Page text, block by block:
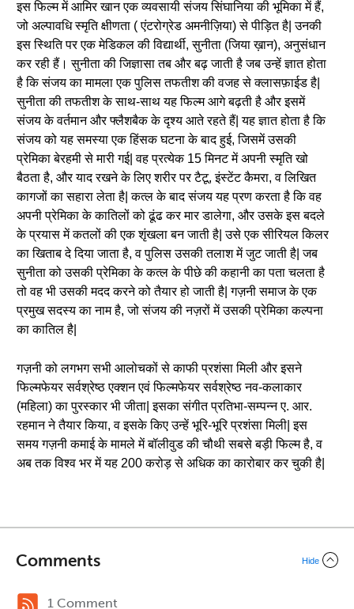
इस फिल्म में आमिर खान एक व्यवसायी संजय सिंघानिया की भूमिका में हैं,
जो अल्पावधि स्मृति क्षीणता ( एंटरोग्रेड अमनीज़िया) से पीड़ित है| उनकी
इस स्थिति पर एक मेडिकल की विद्यार्थी, सुनीता (जिया ख़ान), अनुसंधान
कर रही हैं। सुनीता की जिज्ञासा तब और बढ़ जाती है जब उन्हें ज्ञात होता
है कि संजय का मामला एक पुलिस तफतीश की वजह से क्लासफ़ाईड है|
सुनीता की तफतीश के साथ-साथ यह फिल्म आगे बढ़ती है और इसमें
संजय के वर्तमान और फ्लैशबैक के दृश्य आते रहते हैं| यह ज्ञात होता है कि
संजय को यह समस्या एक हिंसक घटना के बाद हुई, जिसमें उसकी
प्रेमिका बेरहमी से मारी गई| वह प्रत्येक 15 मिनट में अपनी स्मृति खो
बैठता है, और याद रखने के लिए शरीर पर टैटू, इंस्टेंट कैमरा, व लिखित
कागजों का सहारा लेता है| कत्ल के बाद संजय यह प्रण करता है कि वह
अपनी प्रेमिका के कातिलों को ढूंढ कर मार डालेगा, और उसके इस बदले
के प्रयास में कतलों की एक शृंखला बन जाती है| उसे एक सीरियल किलर
का खिताब दे दिया जाता है, व पुलिस उसकी तलाश में जुट जाती है| जब
सुनीता को उसकी प्रेमिका के कत्ल के पीछे की कहानी का पता चलता है
तो वह भी उसकी मदद करने को तैयार हो जाती है| गज़नी समाज के एक
प्रमुख सदस्य का नाम है, जो संजय की नज़रों में उसकी प्रेमिका कल्पना
का कातिल है|
गज़नी को लगभग सभी आलोचकों से काफी प्रशंसा मिली और इसने
फिल्मफेयर सर्वश्रेष्ठ एक्शन एवं फिल्मफेयर सर्वश्रेष्ठ नव-कलाकार
(महिला) का पुरस्कार भी जीता| इसका संगीत प्रतिभा-सम्पन्न ए. आर.
रहमान ने तैयार किया, व इसके किए उन्हें भूरि-भूरि प्रशंसा मिली| इस
समय गज़नी कमाई के मामले में बॉलीवुड की चौथी सबसे बड़ी फिल्म है, व
अब तक विश्व भर में यह 200 करोड़ से अधिक का कारोबार कर चुकी है|
Comments Hide
1 Comment